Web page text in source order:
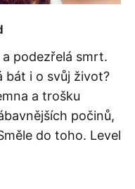
a podezřelá smrt.
bát i o svůj život?
a trošku
počinů,
do toho. Level